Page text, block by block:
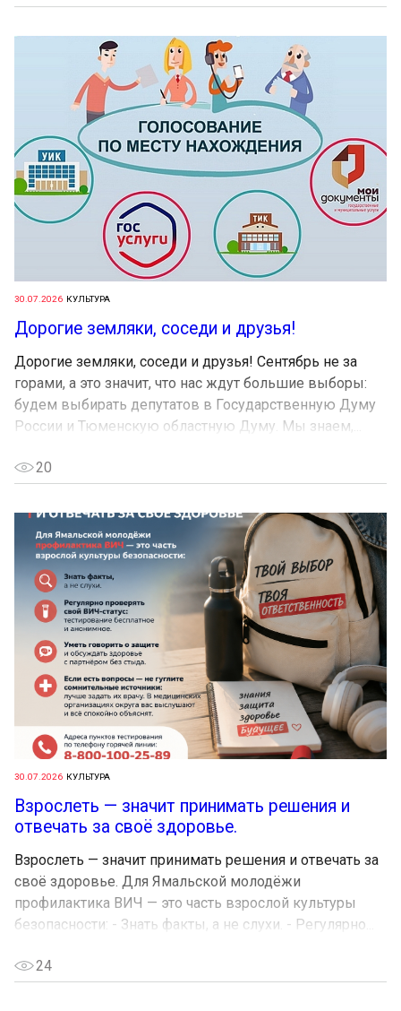
30.07.2026 КУЛЬТУРА
Дорогие земляки, соседи и друзья!
Дорогие земляки, соседи и друзья! Сентябрь не за
горами, а это значит, что нас ждут большие выборы:
будем выбирать депутатов в Государственную Думу
России и Тюменскую областную Думу. Мы знаем,...
20
30.07.2026 КУЛЬТУРА
Взрослеть — значит принимать решения и
отвечать за своё здоровье.
Взрослеть — значит принимать решения и отвечать за
своё здоровье. Для Ямальской молодёжи
профилактика ВИЧ — это часть взрослой культуры
безопасности: - Знать факты, а не слухи. - Регулярно...
24